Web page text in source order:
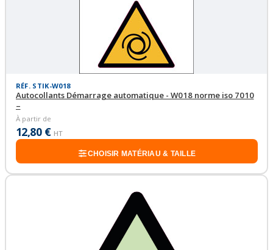
RÉF. STIK-W018
Autocollants Démarrage automatique - W018 norme iso 7010
–
À partir de
12,80 € HT
CHOISIR MATÉRIAU & TAILLE